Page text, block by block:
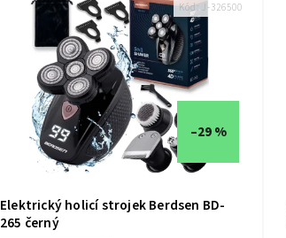
–29 %
Elektrický holicí strojek Berdsen BD-
265 černý
Kód: J-326500